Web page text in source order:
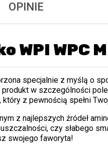
OPINIE
WPI WPC
specjalnie z myślą o
w szczególności
który z pewnością spełni
z najlepszych źródeł
czy słabego
swojego faworyta!